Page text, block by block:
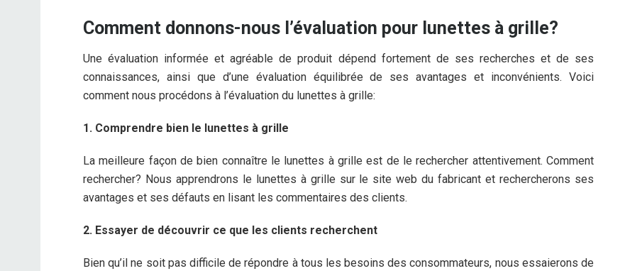
Comment donnons-nous l’évaluation pour lunettes à grille?
Une évaluation informée et agréable de produit dépend fortement de ses recherches et de ses
connaissances, ainsi que d’une évaluation équilibrée de ses avantages et inconvénients. Voici
comment nous procédons à l’évaluation du lunettes à grille:
1. Comprendre bien le lunettes à grille
La meilleure façon de bien connaître le lunettes à grille est de le rechercher attentivement. Comment
rechercher? Nous apprendrons le lunettes à grille sur le site web du fabricant et rechercherons ses
avantages et ses défauts en lisant les commentaires des clients.
2. Essayer de découvrir ce que les clients recherchent
Bien qu’il ne soit pas difficile de répondre à tous les besoins des consommateurs, nous essaierons de